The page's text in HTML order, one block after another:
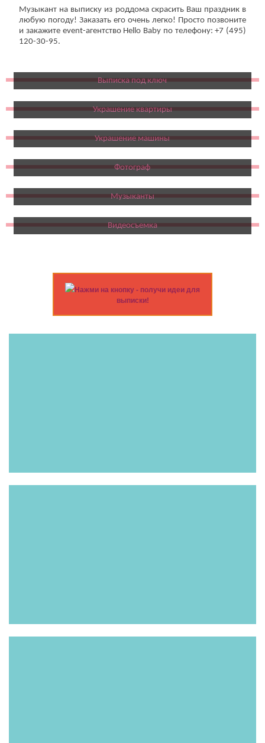
Музыкант на выписку из роддома скрасить Ваш праздник в
любую погоду! Заказать его очень легко! Просто позвоните
и закажите event-агентство Hello Baby по телефону: +7 (495)
120-30-95.
Выписка под ключ
Украшение квартиры
Украшение машины
Фотограф
Музыканты
Видеосъемка
Нажми на кнопку - получи идеи для
выписки!